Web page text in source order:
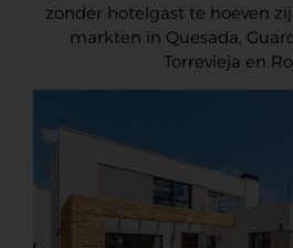
zonder hotelgast te hoeven
markten in Quesada,
Torrevieja en